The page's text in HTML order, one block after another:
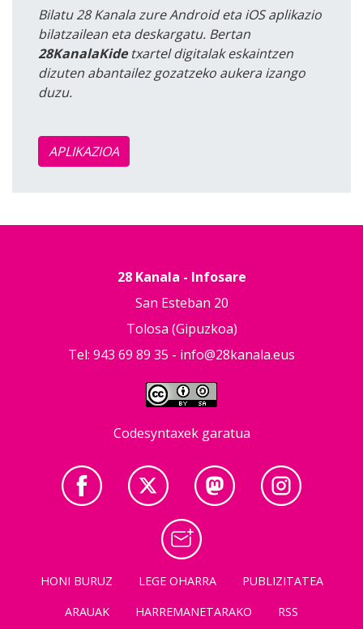
Bilatu 28 Kanala zure Android eta iOS aplikazio
bilatzailean eta deskargatu. Bertan
28KanalaKidetxartel digitalak eskaintzen
dizuten abantailez gozatzeko aukera izango
duzu.
APLIKAZIOA
28 Kanala - Infosare
San Esteban 20
Tolosa (Gipuzkoa)
Tel: 943 69 89 35 - info@28kanala.eus
Codesyntaxek garatua
HONI BURUZ LEGE OHARRA
PUBLIZITATEA
ARAUAK
HARREMANETARAKO RSS